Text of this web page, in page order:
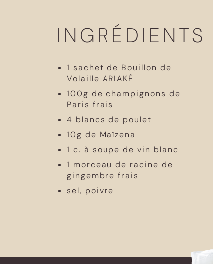
INGRÉDIENTS
1 sachet de Bouillon de
Volaille ARIAKÉ
100g de champignons de
Paris frais
4 blancs de poulet
10g de Maïzena
1 c. à soupe de vin blanc
1 morceau de racine de
gingembre frais
sel, poivre